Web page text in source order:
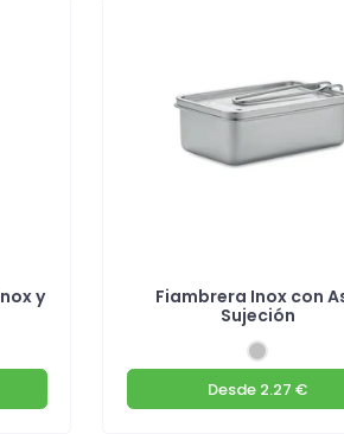
y
Fiambrera Inox con
Sujeción
Desde 2.27 €